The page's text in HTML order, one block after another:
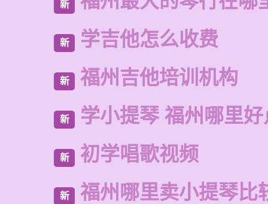
新
新 学吉他怎么收费
新 福州吉他培训机构
新 学小提琴 福州哪里
新 初学唱歌视频
新 福州哪里卖小提琴比